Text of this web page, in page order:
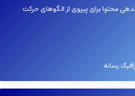
محتوا برای پیروی از الگوهای حرکت
رسانه